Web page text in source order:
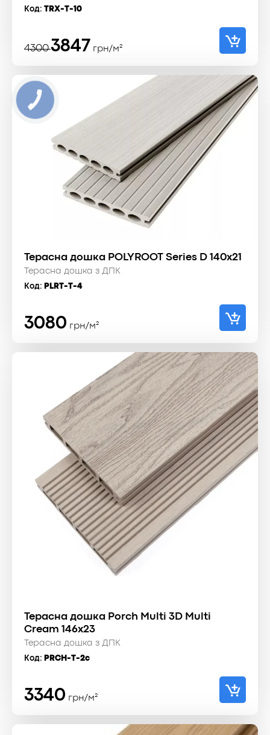
Код: TRX-T-10
4300
Оригінальна
4300 ₴.
3847
Поточна
3847 ₴.
грн/м²
Терасна дошка POLYROOT Series D 140x21
Терасна дошка з ДПК
Код: PLRT-T-4
3080 грн/м²
Терасна дошка Porch Multi 3D Multi
Cream 146x23
Терасна дошка з ДПК
Код: PRCH-T-2c
3340 грн/м²